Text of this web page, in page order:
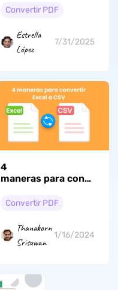
efectivas)
Convertir PDF
Estrella
López
7/31/2025
4
maneras para convertir
Convertir PDF
Thanakorn
Srisuwan
1/16/2024